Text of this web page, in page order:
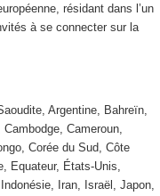
résidant dans l’un
à se connecter sur la
Argentine, Bahreïn,
Cameroun,
Corée du Sud, Côte
Equateur, États-Unis,
Iran, Israël, Japon,